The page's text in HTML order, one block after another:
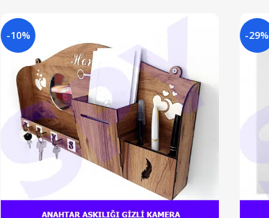
-10% -29%